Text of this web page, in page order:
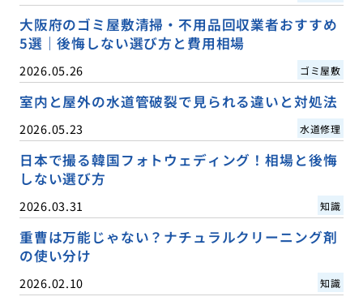
大阪府のゴミ屋敷清掃・不用品回収業者おすすめ
5選｜後悔しない選び方と費用相場
2026.05.26 ゴミ屋敷
室内と屋外の水道管破裂で見られる違いと対処法
2026.05.23 水道修理
日本で撮る韓国フォトウェディング！相場と後悔
しない選び方
2026.03.31 知識
重曹は万能じゃない？ナチュラルクリーニング剤
の使い分け
2026.02.10 知識